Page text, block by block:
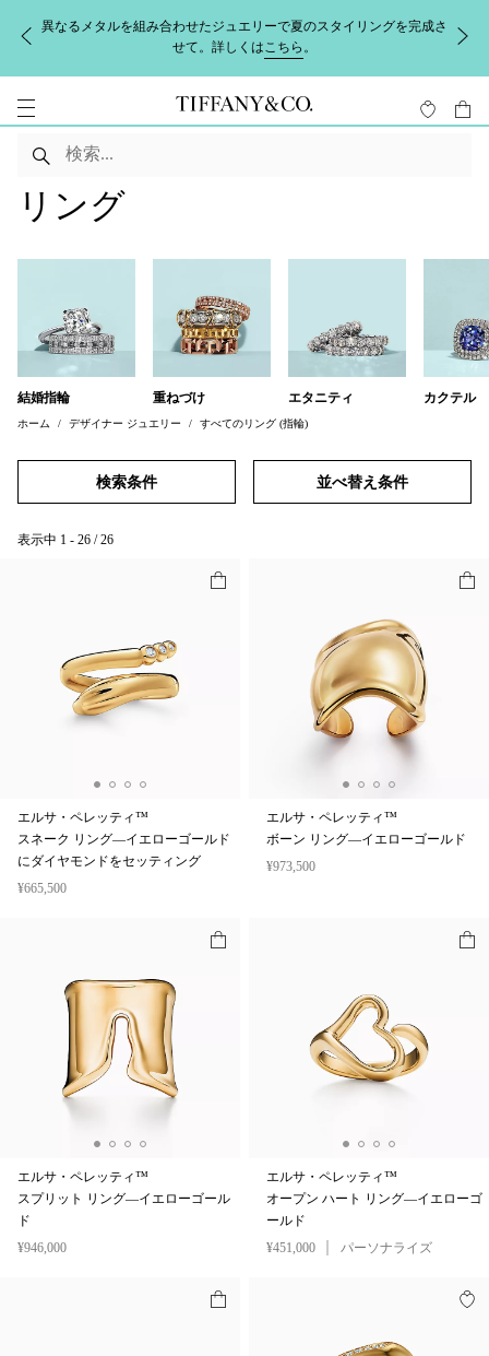
異なるメタルを組み合わせたジュエリーで夏のスタイリングを完成さ
せて。詳しくはこちら 。
リング
結婚指輪 重ねづけ エタニティ カクテル
ホーム デザイナー ジュエリー すべてのリング (指輪)
検索条件 並べ替え条件
表示中 1 - 26 / 26
エルサ・ペレッティ™
スネーク リング—イエローゴールド
にダイヤモンドをセッティング
¥665,500
エルサ・ペレッティ™
ボーン リング—イエローゴールド
¥973,500
エルサ・ペレッティ™
スプリット リング—イエローゴール
ド
¥946,000
エルサ・ペレッティ™
オープン ハート リング—イエローゴ
ールド
¥451,000
パーソナライズ